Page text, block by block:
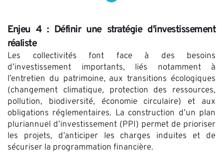
Enjeu 4 : Définir une stratégie d'investissement
réaliste
Les collectivités font face à des besoins
d’investissement importants, liés notamment à
l’entretien du patrimoine, aux transitions écologiques
(changement climatique, protection des ressources,
pollution, biodiversité, économie circulaire) et aux
obligations réglementaires. La construction d’un plan
pluriannuel d’investissement (PPI) permet de prioriser
les projets, d’anticiper les charges induites et de
sécuriser la programmation financière.